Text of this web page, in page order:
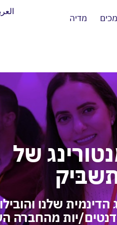
מדיה
של
שלנו והובילו
יות מהחברה